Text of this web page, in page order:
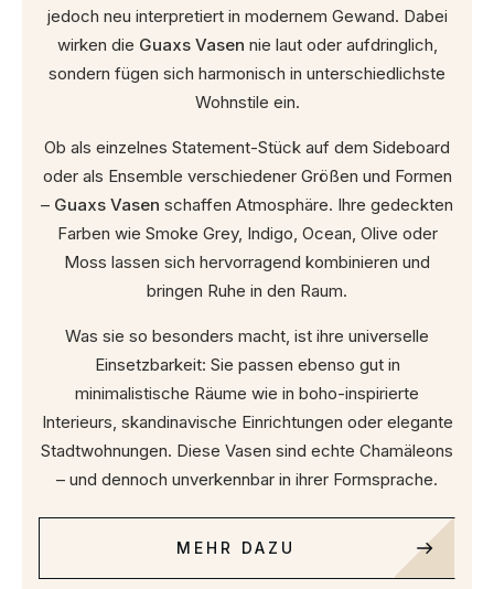
jedoch neu interpretiert in modernem Gewand. Dabei
wirken die Guaxs Vasen nie laut oder aufdringlich,
sondern fügen sich harmonisch in unterschiedlichste
Wohnstile ein.
Ob als einzelnes Statement-Stück auf dem Sideboard
oder als Ensemble verschiedener Größen und Formen
– Guaxs Vasen schaffen Atmosphäre. Ihre gedeckten
Farben wie Smoke Grey, Indigo, Ocean, Olive oder
Moss lassen sich hervorragend kombinieren und
bringen Ruhe in den Raum.
Was sie so besonders macht, ist ihre universelle
Einsetzbarkeit: Sie passen ebenso gut in
minimalistische Räume wie in boho-inspirierte
Interieurs, skandinavische Einrichtungen oder elegante
Stadtwohnungen. Diese Vasen sind echte Chamäleons
– und dennoch unverkennbar in ihrer Formsprache.
MEHR DAZU